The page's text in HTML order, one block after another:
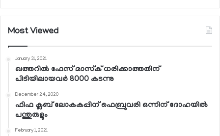
Most Viewed
January 31, 2021
ഖത്തറില്‍ ഫേസ് മാസ്‌ക് ധരിക്കാത്തതിന്
പിടിയിലായവര്‍ 8000 കടന്നു
December 24, 2020
ഫിഫ ക്ലബ് ലോകകപ്പിന് ഫെബ്രുവരി ഒന്നിന് ദോഹയില്‍
പന്തുരുളും
February 1, 2021